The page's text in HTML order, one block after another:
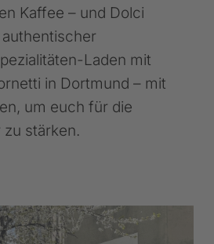
Kaffee – und Dolci
Laden mit
in Dortmund – mit
um euch für die
stärken.